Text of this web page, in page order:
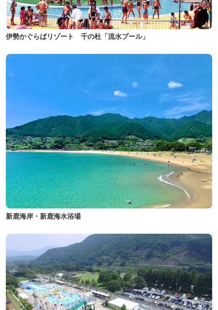
伊勢かぐらばリゾート 千の杜「流水プール」
新鹿海岸・新鹿海水浴場